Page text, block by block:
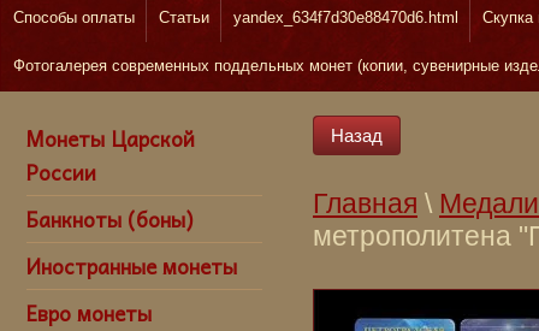
Способы оплаты Статьи yandex_634f7d30e88470d6.html Скупка
Фотогалерея современных поддельных монет (копии, сувенирные
Монеты Царской
России
Банкноты (боны)
Иностранные монеты
Евро монеты
Назад
Главная \
метрополитена